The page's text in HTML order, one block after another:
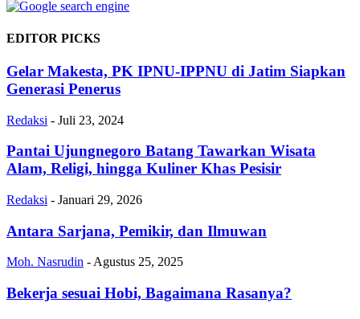
EDITOR PICKS
Gelar Makesta, PK IPNU-IPPNU di Jatim Siapkan
Generasi Penerus
Redaksi - Juli 23, 2024
Pantai Ujungnegoro Batang Tawarkan Wisata
Alam, Religi, hingga Kuliner Khas Pesisir
Redaksi - Januari 29, 2026
Antara Sarjana, Pemikir, dan Ilmuwan
Moh. Nasrudin - Agustus 25, 2025
Bekerja sesuai Hobi, Bagaimana Rasanya?